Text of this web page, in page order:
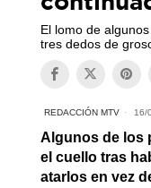
El lomo de
tres dedos de
REDACCIÓN MTV 16/
Algunos de los
el cuello tras
atarlos en vez